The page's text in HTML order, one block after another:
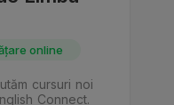
online
cursuri noi
Connect.